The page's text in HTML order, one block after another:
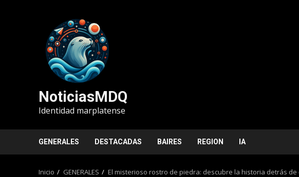
NoticiasMDQ
Identidad marplatense
GENERALES DESTACADAS BAIRES REGION IA
Inicio GENERALES El misterioso rostro de piedra: descubre la historia detrás